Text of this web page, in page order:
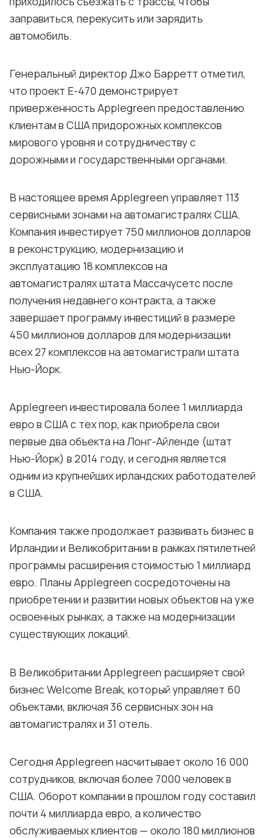
заправиться, перекусить или зарядить
автомобиль.
Генеральный директор Джо Барретт отметил,
что проект E-470 демонстрирует
приверженность Applegreen предоставлению
клиентам в США придорожных комплексов
мирового уровня и сотрудничеству с
дорожными и государственными органами.
В настоящее время Applegreen управляет 113
сервисными зонами на автомагистралях США.
Компания инвестирует 750 миллионов долларов
в реконструкцию, модернизацию и
эксплуатацию 18 комплексов на
автомагистралях штата Массачусетс после
получения недавнего контракта, а также
завершает программу инвестиций в размере
450 миллионов долларов для модернизации
всех 27 комплексов на автомагистрали штата
Нью-Йорк.
Applegreen инвестировала более 1 миллиарда
евро в США с тех пор, как приобрела свои
первые два объекта на Лонг-Айленде (штат
Нью-Йорк) в 2014 году, и сегодня является
одним из крупнейших ирландских работодателей
в США.
Компания также продолжает развивать бизнес в
Ирландии и Великобритании в рамках пятилетней
программы расширения стоимостью 1 миллиард
евро. Планы Applegreen сосредоточены на
приобретении и развитии новых объектов на уже
освоенных рынках, а также на модернизации
существующих локаций.
В Великобритании Applegreen расширяет свой
бизнес Welcome Break, который управляет 60
объектами, включая 36 сервисных зон на
автомагистралях и 31 отель.
Сегодня Applegreen насчитывает около 16 000
сотрудников, включая более 7000 человек в
США. Оборот компании в прошлом году составил
почти 4 миллиарда евро, а количество
обслуживаемых клиентов — около 180 миллионов